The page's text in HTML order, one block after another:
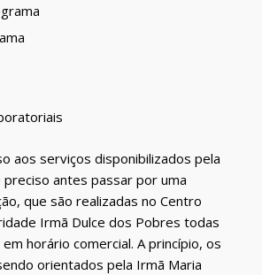
aos serviços disponibilizados pela
preciso antes passar por uma
que são realizadas no Centro
Irmã Dulce dos Pobres todas
horário comercial. A princípio, os
orientados pela Irmã Maria